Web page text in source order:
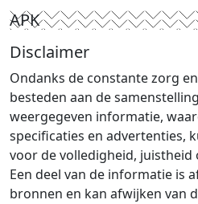
APK
Disclaimer
Ondanks de constante zorg
besteden aan de
weergegeven informatie,
specificaties en advertenties,
voor de volledigheid, juistheid
Een deel van de informatie is
bronnen en kan afwijken van